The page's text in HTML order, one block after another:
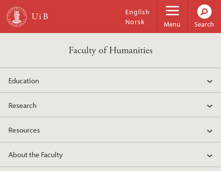
Skip to main content
Menu
English
Norsk
Search
Faculty of Humanities
Education
Research
Resources
About the Faculty